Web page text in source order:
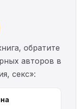
обратите
авторов в
секс»: